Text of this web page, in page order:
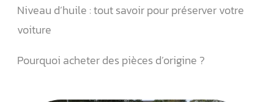
Niveau d’huile : tout savoir pour préserver votre
voiture
Pourquoi acheter des pièces d’origine ?